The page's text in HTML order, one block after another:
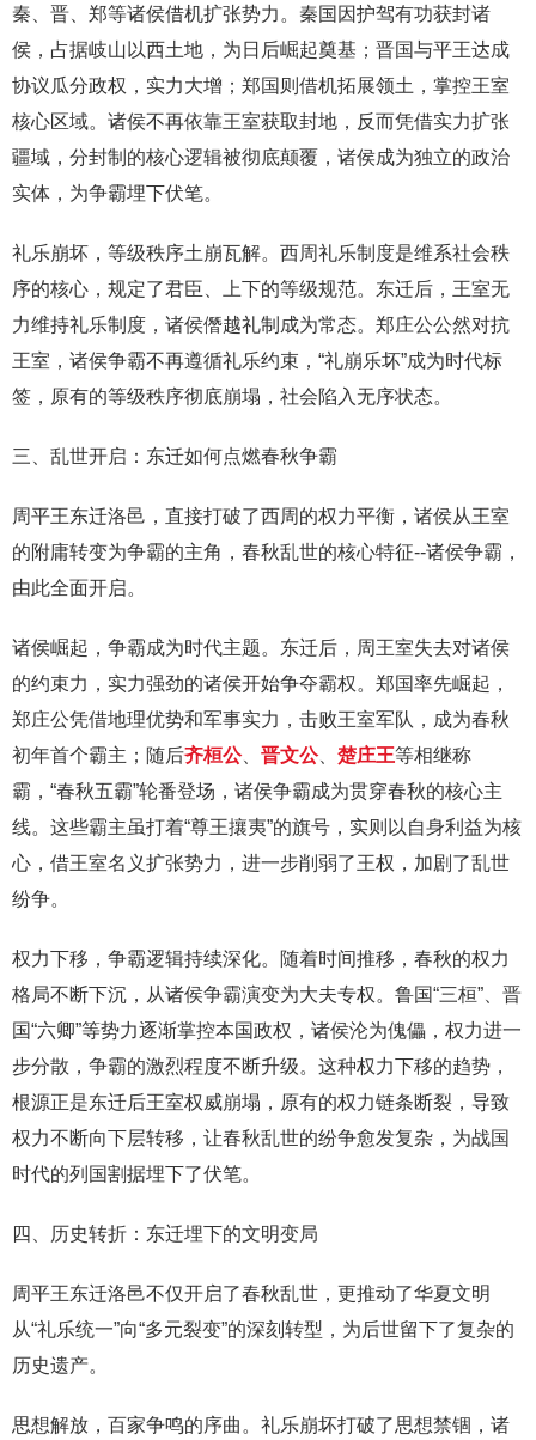
秦、晋、郑等诸侯借机扩张势力。秦国因护驾有功获封诸
侯，占据岐山以西土地，为日后崛起奠基；晋国与平王达成
协议瓜分政权，实力大增；郑国则借机拓展领土，掌控王室
核心区域。诸侯不再依靠王室获取封地，反而凭借实力扩张
疆域，分封制的核心逻辑被彻底颠覆，诸侯成为独立的政治
实体，为争霸埋下伏笔。
礼乐崩坏，等级秩序土崩瓦解。西周礼乐制度是维系社会秩
序的核心，规定了君臣、上下的等级规范。东迁后，王室无
力维持礼乐制度，诸侯僭越礼制成为常态。郑庄公公然对抗
王室，诸侯争霸不再遵循礼乐约束，“礼崩乐坏”成为时代标
签，原有的等级秩序彻底崩塌，社会陷入无序状态。
三、乱世开启：东迁如何点燃春秋争霸
周平王东迁洛邑，直接打破了西周的权力平衡，诸侯从王室
的附庸转变为争霸的主角，春秋乱世的核心特征--诸侯争霸，
由此全面开启。
诸侯崛起，争霸成为时代主题。东迁后，周王室失去对诸侯
的约束力，实力强劲的诸侯开始争夺霸权。郑国率先崛起，
郑庄公凭借地理优势和军事实力，击败王室军队，成为春秋
初年首个霸主；随后齐桓公、 晋文公、 楚庄王等相继称
霸，“春秋五霸”轮番登场，诸侯争霸成为贯穿春秋的核心主
线。这些霸主虽打着“尊王攘夷”的旗号，实则以自身利益为核
心，借王室名义扩张势力，进一步削弱了王权，加剧了乱世
纷争。
权力下移，争霸逻辑持续深化。随着时间推移，春秋的权力
格局不断下沉，从诸侯争霸演变为大夫专权。鲁国“三桓”、晋
国“六卿”等势力逐渐掌控本国政权，诸侯沦为傀儡，权力进一
步分散，争霸的激烈程度不断升级。这种权力下移的趋势，
根源正是东迁后王室权威崩塌，原有的权力链条断裂，导致
权力不断向下层转移，让春秋乱世的纷争愈发复杂，为战国
时代的列国割据埋下了伏笔。
四、历史转折：东迁埋下的文明变局
周平王东迁洛邑不仅开启了春秋乱世，更推动了华夏文明
从“礼乐统一”向“多元裂变”的深刻转型，为后世留下了复杂的
历史遗产。
思想解放，百家争鸣的序曲。礼乐崩坏打破了思想禁锢，诸